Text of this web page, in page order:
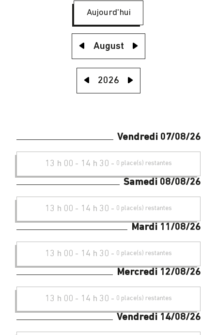
Aujourd'hui
August
2026
Vendredi 07/08/26
13 h 00 - 14 h 30 - 0 place(s) restantes
Samedi 08/08/26
13 h 00 - 14 h 30 - 0 place(s) restantes
Mardi 11/08/26
13 h 00 - 14 h 30 - 0 place(s) restantes
Mercredi 12/08/26
13 h 00 - 14 h 30 - 0 place(s) restantes
Vendredi 14/08/26